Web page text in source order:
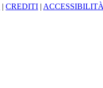
| CREDITI |